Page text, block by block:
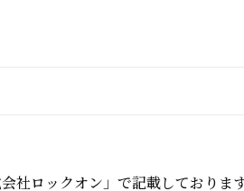
社ロックオン」で記載しておりま